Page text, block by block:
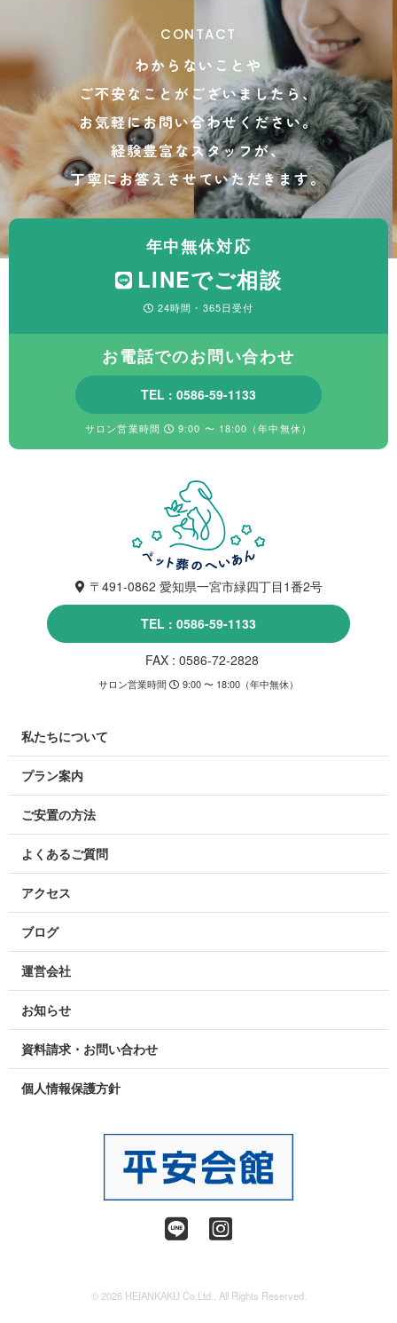
CONTACT
わからないことや
ご不安なことがございましたら、
お気軽にお問い合わせください。
経験豊富なスタッフが、
丁寧にお答えさせていただきます。
年中無休対応
LINEでご相談
24時間・365日受付
お電話でのお問い合わせ
TEL : 0586-59-1133
サロン営業時間 9:00 〜 18:00（年中無休）
〒491-0862 愛知県一宮市緑四丁目1番2号
TEL : 0586-59-1133
FAX : 0586-72-2828
サロン営業時間 9:00 〜 18:00（年中無休）
私たちについて
プラン案内
ご安置の方法
よくあるご質問
アクセス
ブログ
運営会社
お知らせ
資料請求・お問い合わせ
個人情報保護方針
© 2026 HEIANKAKU Co,Ltd., All Rights Reserved.